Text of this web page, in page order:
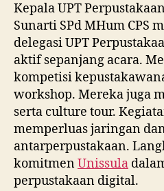
Kepala UPT
Sunarti SPd MHum CPS
delegasi UPT
aktif sepanjang acara.
kompetisi
workshop. Mereka juga
serta culture tour.
memperluas jaringan
antarperpustakaan.
komitmenUnissula
perpustakaan digital.